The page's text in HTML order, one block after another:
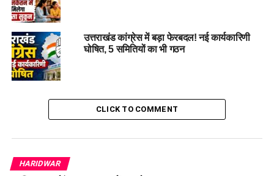
खेड़ी शिकोहपुर में दो पक्षों में हिंसक झड़प, एक की मौत, परिजनों ने
राजनीतिक दुश्मनी का लगाया आरोप…
DON'T MISS
उत्तराखंड में फिर बदलेगा मौसम का मिज़ाज, चार दिन तक बारिश का
अलर्ट…
उत्तराखंड कांग्रेस में बड़ा फेरबदल! नई कार्यकारिणी
घोषित, 5 समितियों का भी गठन
CLICK TO COMMENT
HARIDWAR